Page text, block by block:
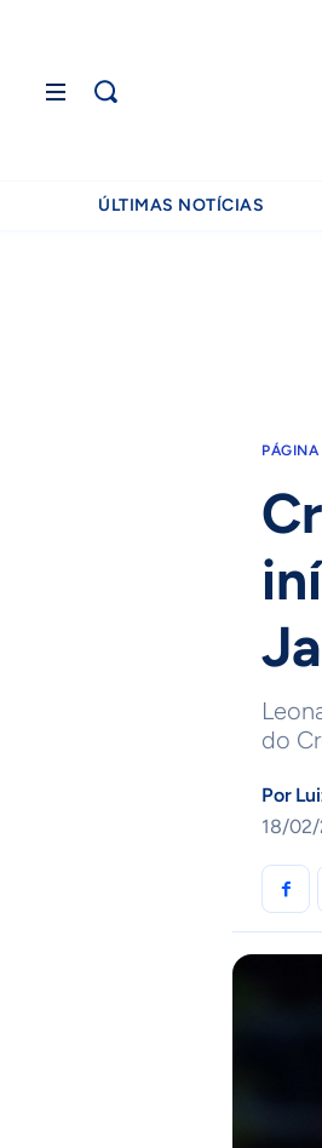
ÚLTIMAS NOTÍCIAS
do
Por
18/02/